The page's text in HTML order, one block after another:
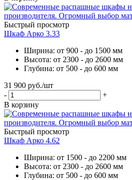
Быстрый просмотр
Шкаф Арко 3.33
Ширина: от 900 - до 1500 мм
Высота: от 2300 - до 2600 мм
Глубина: от 500 - до 600 мм
31 900 руб./шт
-
+
В корзину
Быстрый просмотр
Шкаф Арко 4.62
Ширина: от 1500 - до 2200 мм
Высота: от 2300 - до 2600 мм
Глубина: от 500 - до 600 мм